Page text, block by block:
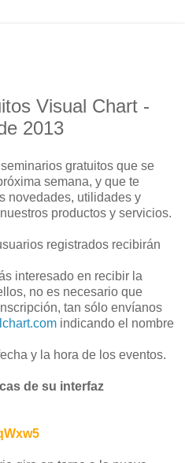
Visual Chart -
2013
gratuitos que se
semana, y que te
novedades, utilidades y
productos y servicios.
registrados recibirán
interesado en recibir la
no es necesario que
tan sólo envíanos
indicando el nombre
y la hora de los eventos.
de su interfaz